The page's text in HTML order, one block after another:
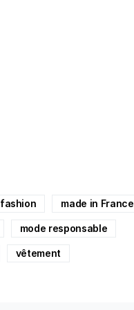
fashion made in France
mode responsable
vêtement